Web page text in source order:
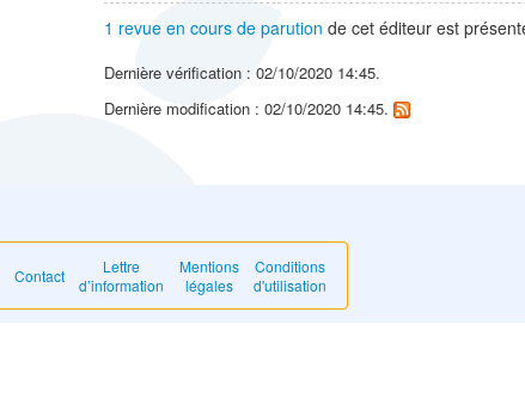
1 revue en cours de parution de cet éditeur est
Dernière vérification : 02/10/2020 14:45.
Dernière modification : 02/10/2020 14:45.
Contact
Lettre
d’information
Mentions
légales
Conditions
d'utilisation